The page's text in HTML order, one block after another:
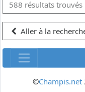
588 résultats trouvés
Aller à la
©Champis.net